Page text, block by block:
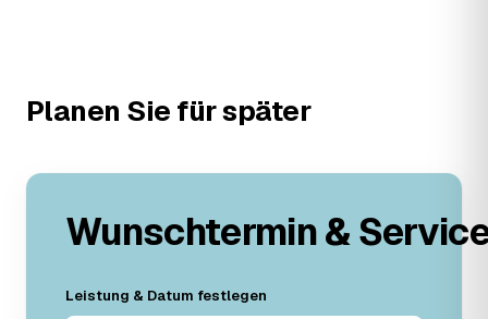
Planen Sie für später
Wunschtermin &
Leistung & Datum festlegen